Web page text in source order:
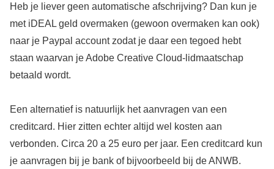
Heb je liever geen automatische afschrijving? Dan kun je
met iDEAL geld overmaken (gewoon overmaken kan ook)
naar je Paypal account zodat je daar een tegoed hebt
staan waarvan je Adobe Creative Cloud-lidmaatschap
betaald wordt.
Een alternatief is natuurlijk het aanvragen van een
creditcard. Hier zitten echter altijd wel kosten aan
verbonden. Circa 20 a 25 euro per jaar. Een creditcard kun
je aanvragen bij je bank of bijvoorbeeld bij de ANWB.